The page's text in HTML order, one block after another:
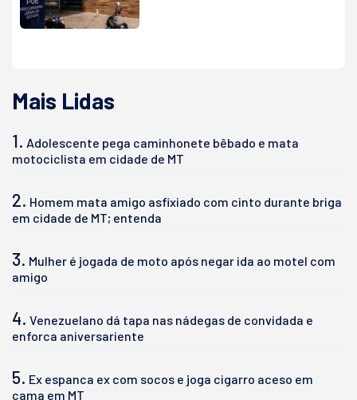
Mais Lidas
1. Adolescente pega caminhonete bêbado e mata
motociclista em cidade de MT
2. Homem mata amigo asfixiado com cinto durante briga
em cidade de MT; entenda
3. Mulher é jogada de moto após negar ida ao motel com
amigo
4. Venezuelano dá tapa nas nádegas de convidada e
enforca aniversariente
5. Ex espanca ex com socos e joga cigarro aceso em
cama em MT